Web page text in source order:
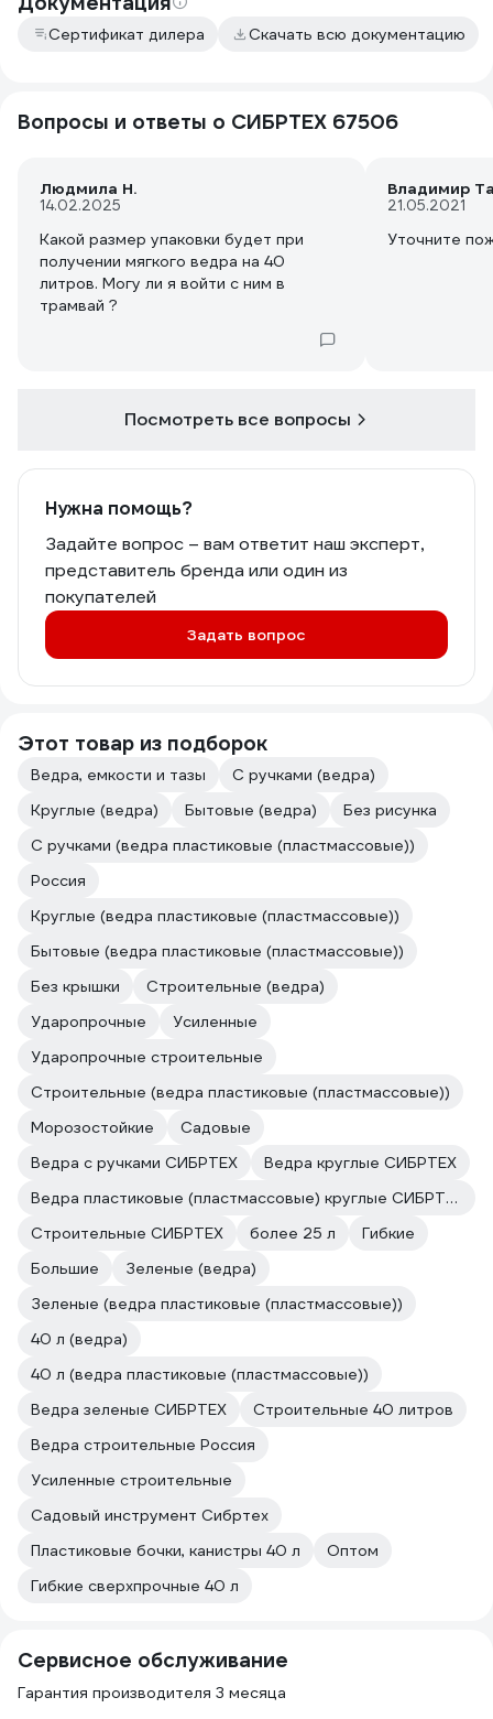
Сертификат дилера Скачать всю документацию
Вопросы и ответы о СИБРТЕХ 67506
Людмила Н.
14.02.2025
Какой размер упаковки будет при
получении мягкого ведра на 40
литров. Могу ли я войти с ним в
трамвай ?
Владимир
21.05.2021
Уточните
Посмотреть все вопросы
Нужна помощь?
Задайте вопрос – вам ответит наш эксперт,
представитель бренда или один из
покупателей
Задать вопрос
Этот товар из подборок
Ведра, емкости и тазы
С ручками (ведра)
Круглые (ведра)
Бытовые (ведра)
Без рисунка
С ручками (ведра пластиковые (пластмассовые))
Россия
Круглые (ведра пластиковые (пластмассовые))
Бытовые (ведра пластиковые (пластмассовые))
Без крышки
Строительные (ведра)
Ударопрочные
Усиленные
Ударопрочные строительные
Строительные (ведра пластиковые (пластмассовые))
Морозостойкие
Садовые
Ведра с ручками СИБРТЕХ
Ведра круглые СИБРТЕХ
Ведра пластиковые (пластмассовые) круглые СИБРТЕХ
Строительные СИБРТЕХ
более 25 л
Гибкие
Большие
Зеленые (ведра)
Зеленые (ведра пластиковые (пластмассовые))
40 л (ведра)
40 л (ведра пластиковые (пластмассовые))
Ведра зеленые СИБРТЕХ
Строительные 40 литров
Ведра строительные Россия
Усиленные строительные
Садовый инструмент Сибртех
Пластиковые бочки, канистры 40 л
Оптом
Гибкие сверхпрочные 40 л
Сервисное обслуживание
Гарантия производителя 3 месяца